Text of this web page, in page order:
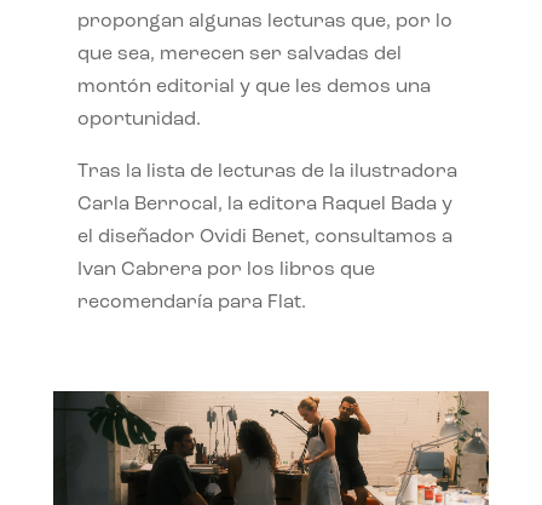
propongan algunas lecturas que, por lo
que sea, merecen ser salvadas del
montón editorial y que les demos una
oportunidad.
Tras la lista de lecturas de la ilustradora
Carla Berrocal, la editora Raquel Bada y
el diseñador Ovidi Benet, consultamos a
Ivan Cabrera por los libros que
recomendaría para Flat.